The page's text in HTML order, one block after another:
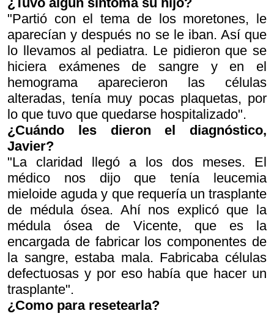
"Partió con el tema de los moretones, le
aparecían y después no se le iban. Así que
lo llevamos al pediatra. Le pidieron que se
hiciera exámenes de sangre y en el
hemograma aparecieron las células
alteradas, tenía muy pocas plaquetas, por
lo que tuvo que quedarse hospitalizado".
¿Cuándo les dieron el diagnóstico,
Javier?
"La claridad llegó a los dos meses. El
médico nos dijo que tenía leucemia
mieloide aguda y que requería un trasplante
de médula ósea. Ahí nos explicó que la
médula ósea de Vicente, que es la
encargada de fabricar los componentes de
la sangre, estaba mala. Fabricaba células
defectuosas y por eso había que hacer un
trasplante".
¿Como para resetearla?